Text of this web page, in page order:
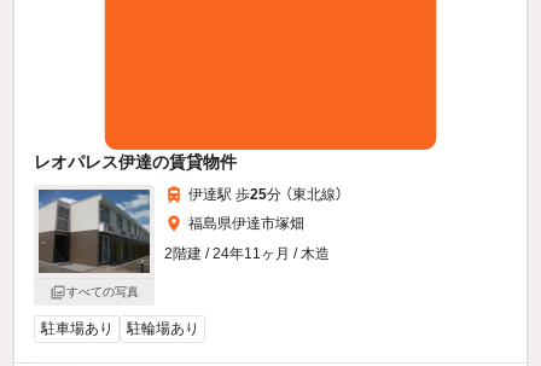
レオパレス伊達の賃貸物件
すべての写真
伊達駅 歩25分 （東北線）
福島県伊達市塚畑
2階建 / 24年11ヶ月 / 木造
駐車場あり 駐輪場あり